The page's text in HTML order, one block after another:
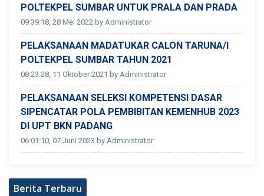
POLTEKPEL SUMBAR UNTUK PRALA DAN PRADA
09:39:18, 28 Mei 2022 by Administrator
PELAKSANAAN MADATUKAR CALON TARUNA/I
POLTEKPEL SUMBAR TAHUN 2021
08:23:28, 11 Oktober 2021 by Administrator
PELAKSANAAN SELEKSI KOMPETENSI DASAR
SIPENCATAR POLA PEMBIBITAN KEMENHUB 2023
DI UPT BKN PADANG
06:01:10, 07 Juni 2023 by Administrator
Berita Terbaru